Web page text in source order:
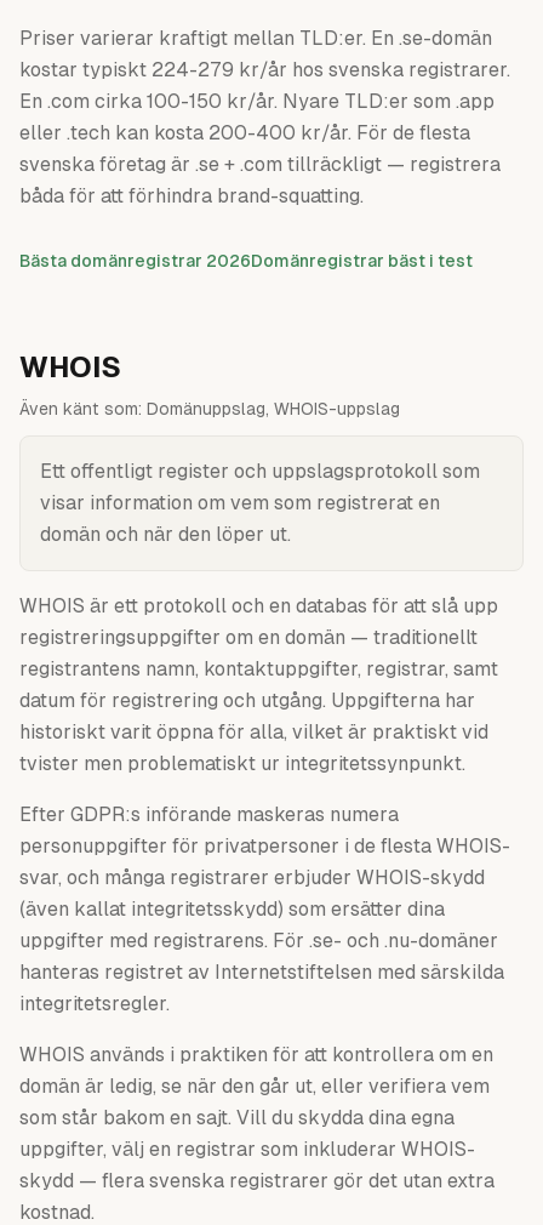
Priser varierar kraftigt mellan TLD:er. En .se-domän
kostar typiskt 224-279 kr/år hos svenska registrarer.
En .com cirka 100-150 kr/år. Nyare TLD:er som .app
eller .tech kan kosta 200-400 kr/år. För de flesta
svenska företag är .se + .com tillräckligt — registrera
båda för att förhindra brand-squatting.
Bästa domänregistrar 2026Domänregistrar bäst i test
WHOIS
Även känt som: Domänuppslag, WHOIS-uppslag
Ett offentligt register och uppslagsprotokoll som
visar information om vem som registrerat en
domän och när den löper ut.
WHOIS är ett protokoll och en databas för att slå upp
registreringsuppgifter om en domän — traditionellt
registrantens namn, kontaktuppgifter, registrar, samt
datum för registrering och utgång. Uppgifterna har
historiskt varit öppna för alla, vilket är praktiskt vid
tvister men problematiskt ur integritetssynpunkt.
Efter GDPR:s införande maskeras numera
personuppgifter för privatpersoner i de flesta WHOIS-
svar, och många registrarer erbjuder WHOIS-skydd
(även kallat integritetsskydd) som ersätter dina
uppgifter med registrarens. För .se- och .nu-domäner
hanteras registret av Internetstiftelsen med särskilda
integritetsregler.
WHOIS används i praktiken för att kontrollera om en
domän är ledig, se när den går ut, eller verifiera vem
som står bakom en sajt. Vill du skydda dina egna
uppgifter, välj en registrar som inkluderar WHOIS-
skydd — flera svenska registrarer gör det utan extra
kostnad.